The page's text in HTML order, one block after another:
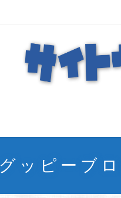
グッピーブ